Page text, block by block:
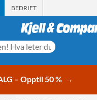
BEDRIFT
– Opptil 50 % →